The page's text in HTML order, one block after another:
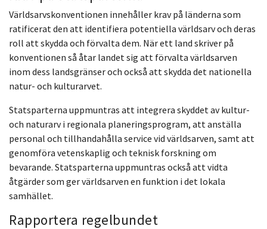
Världsarvskonventionen innehåller krav på länderna som
ratificerat den att identifiera potentiella världsarv och deras
roll att skydda och förvalta dem. När ett land skriver på
konventionen så åtar landet sig att förvalta världsarven
inom dess landsgränser och också att skydda det nationella
natur- och kulturarvet.
Statsparterna uppmuntras att integrera skyddet av kultur-
och naturarv i regionala planeringsprogram, att anställa
personal och tillhandahålla service vid världsarven, samt att
genomföra vetenskaplig och teknisk forskning om
bevarande. Statsparterna uppmuntras också att vidta
åtgärder som ger världsarven en funktion i det lokala
samhället.
Rapportera regelbundet